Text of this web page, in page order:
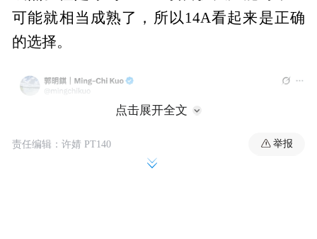
可能就相当成熟了，所以14A看起来是正确
的选择。
点击展开全文
责任编辑：许婧 PT140 举报